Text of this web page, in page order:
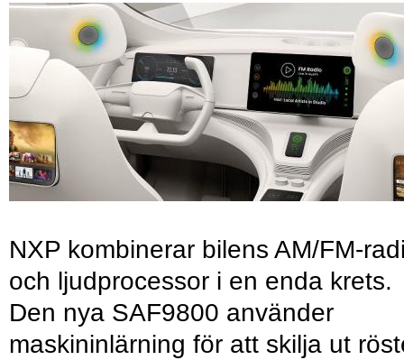
NXP kombinerar bilens AM/FM-
och ljudprocessor i en enda krets.
Den nya SAF9800 använder
maskininlärning för att skilja ut